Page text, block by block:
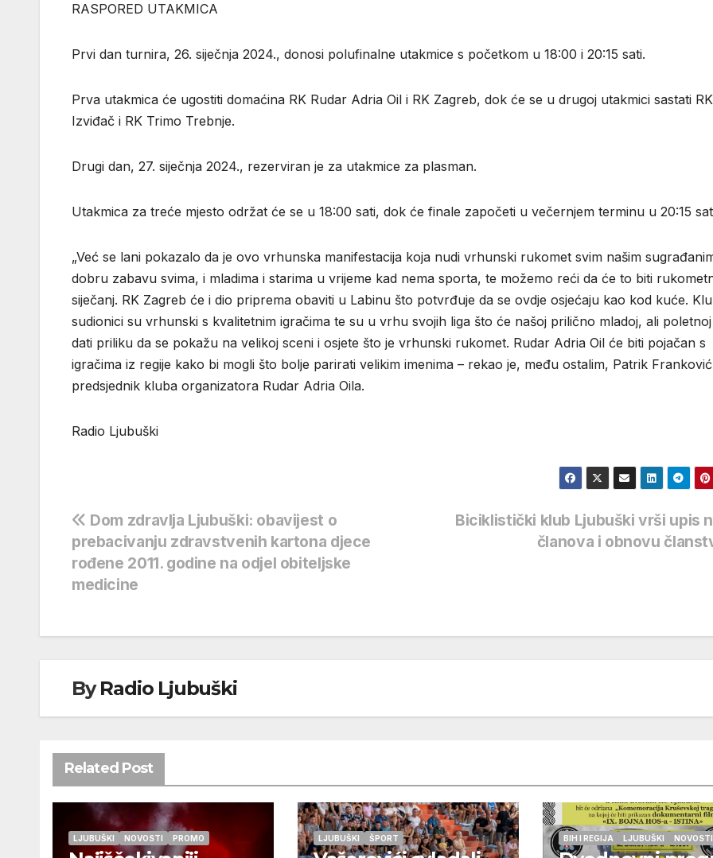
RASPORED UTAKMICA
Prvi dan turnira, 26. siječnja 2024., donosi polufinalne utakmice s početkom u 18:00 i 20:15 sati.
Prva utakmica će ugostiti domaćina RK Rudar Adria Oil i RK Zagreb, dok će se u drugoj utakmici sastati RK
Izviđač i RK Trimo Trebnje.
Drugi dan, 27. siječnja 2024., rezerviran je za utakmice za plasman.
Utakmica za treće mjesto održat će se u 18:00 sati, dok će finale započeti u večernjem terminu u 20:15
„Već se lani pokazalo da je ovo vrhunska manifestacija koja nudi vrhunski rukomet svim našim
dobru zabavu svima, i mladima i starima u vrijeme kad nema sporta, te možemo reći da će to biti
siječanj. RK Zagreb će i dio priprema obaviti u Labinu što potvrđuje da se ovdje osjećaju kao kod kuće.
sudionici su vrhunski s kvalitetnim igračima te su u vrhu svojih liga što će našoj prilično mladoj, ali
dati priliku da se pokažu na velikoj sceni i osjete što je vrhunski rukomet. Rudar Adria Oil će biti pojačan s
igračima iz regije kako bi mogli što bolje parirati velikim imenima – rekao je, među ostalim, Patrik
predsjednik kluba organizatora Rudar Adria Oila.
Radio Ljubuški
Navigacija
objava
Biciklistički klub Ljubuški vrši upis
članova i obnovu
Dom zdravlja Ljubuški: obavijest o
prebacivanju zdravstvenih kartona djece
rođene 2011. godine na odjel obiteljske
medicine
ByRadio Ljubuški
Related Post
LJUBUŠKI NOVOSTI PROMO LJUBUŠKI ŠPORT BIH I REGIJA LJUBUŠKI NOVOSTI